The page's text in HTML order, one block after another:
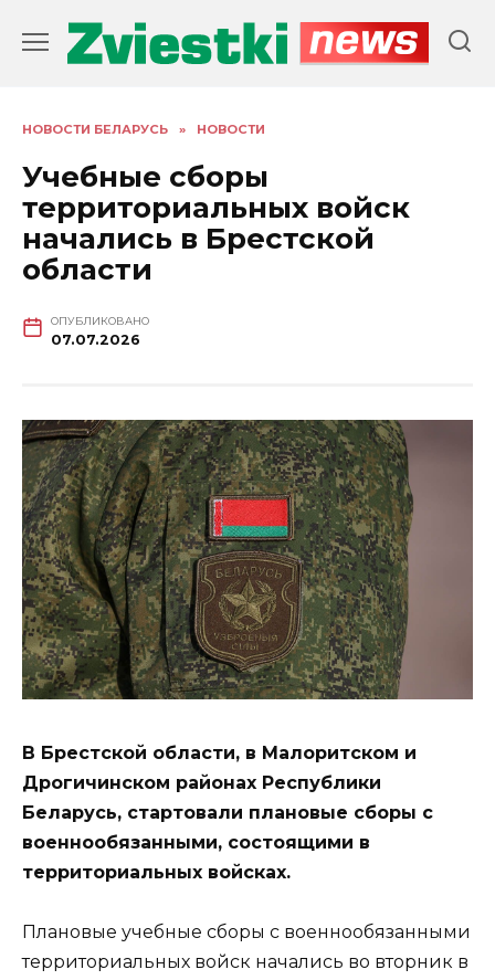
содержанию
НОВОСТИ БЕЛАРУСЬ » НОВОСТИ
Учебные сборы
территориальных войск
начались в Брестской
области
ОПУБЛИКОВАНО
07.07.2026
В Брестской области, в Малоритском и
Дрогичинском районах Республики
Беларусь, стартовали плановые сборы с
военнообязанными, состоящими в
территориальных войсках.
Плановые учебные сборы с военнообязанными
территориальных войск начались во вторник в